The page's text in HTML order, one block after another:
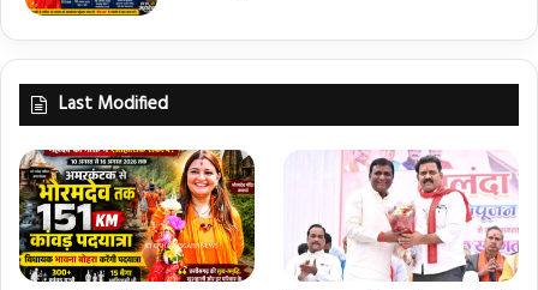
Last Modified